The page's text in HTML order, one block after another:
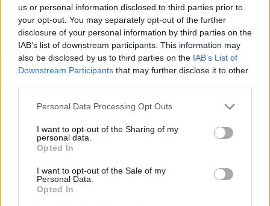
us or personal information disclosed to third parties prior to
your opt-out. You may separately opt-out of the further
disclosure of your personal information by third parties on the
IAB’s list of downstream participants. This information may
also be disclosed by us to third parties on the IAB’s List of
Downstream Participants that may further disclose it to other
Personal Data Processing Opt Outs
I want to opt-out of the Sharing of my
personal data.
Opted In
I want to opt-out of the Sale of my
Personal Data.
Opted In
A pénztárcánkon is érezni fogjuk a brutális
aszályt: erre figyelmezetetnek most a gazdák
A fogyasztóknak hamarosan a legtöbb alapvető